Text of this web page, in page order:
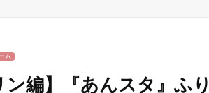
ム
ン編】『あんスタ』ふ